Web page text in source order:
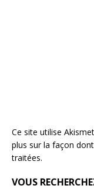
Ce site utilise
plus sur la façon
traitées.
VOUS